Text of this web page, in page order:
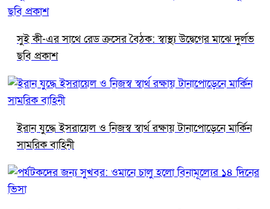
সুই কী-এর সাথে রেড ক্রসের বৈঠক: স্বাস্থ্য উদ্বেগের মাঝে দুর্লভ
ছবি প্রকাশ
ইরান যুদ্ধে ইসরায়েল ও নিজস্ব স্বার্থ রক্ষায় টানাপোড়েনে মার্কিন
সামরিক বাহিনী